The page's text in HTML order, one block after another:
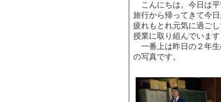
こんにちは。今日は平
旅行から帰ってきて今
疲れもとれ元気に過ご
授業に取り組んでいま
一番上は昨日の２年生
の写真です。